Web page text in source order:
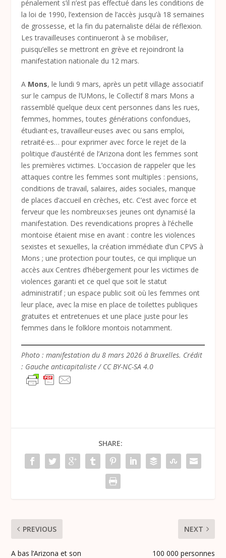
pénalement s’il n’est pas effectué dans les conditions de
la loi de 1990, l’extension de l’accès jusqu’à 18 semaines
de grossesse, et la fin du paternaliste délai de réflexion.
Les travailleuses continueront à se mobiliser,
puisqu’elles se mettront en grève et rejoindront la
manifestation nationale du 12 mars.
A Mons, le lundi 9 mars, après un petit village associatif
sur le campus de l’UMons, le Collectif 8 mars Mons a
rassemblé quelque deux cent personnes dans les rues,
femmes, hommes, toutes générations confondues,
étudiant·es, travailleur·euses avec ou sans emploi,
retraité·es… pour exprimer avec force le rejet de la
politique d’austérité de l’Arizona dont les femmes sont
les premières victimes. L’occasion de rappeler que les
attaques contre les femmes sont multiples : pensions,
conditions de travail, salaires, aides sociales, manque
de places d’accueil en crèches, etc. C’est avec force et
ferveur que les nombreux·ses jeunes ont dynamisé la
manifestation. Des revendications propres à l’échelle
montoise étaient mise en avant : contre les violences
sexistes et sexuelles, la création immédiate d’un CPVS à
Mons ; une protection pour toutes, ce qui implique un
accès aux Centres d’hébergement pour les victimes de
violences garanti et ce quel que soit le statut
administratif ; un espace public soit où les femmes ont
leur place, avec la mise en place de toilettes publiques
gratuites et entretenues et une place juste pour les
femmes dans le folklore montois notamment.
Photo : manifestation du 8 mars 2026 à Bruxelles. Crédit
: Gauche anticapitaliste / CC BY-NC-SA 4.0
SHARE:
PREVIOUS
A bas l’Arizona et son
NEXT
100 000 personnes